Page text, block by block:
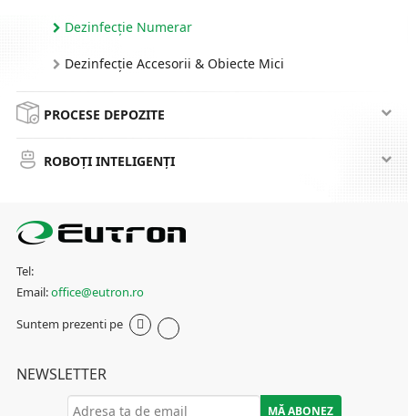
Dezinfecție Numerar
Dezinfecție Accesorii & Obiecte Mici
PROCESE DEPOZITE
ROBOȚI INTELIGENȚI
Tel:
Email:office@eutron.ro
Suntem prezenti pe
NEWSLETTER